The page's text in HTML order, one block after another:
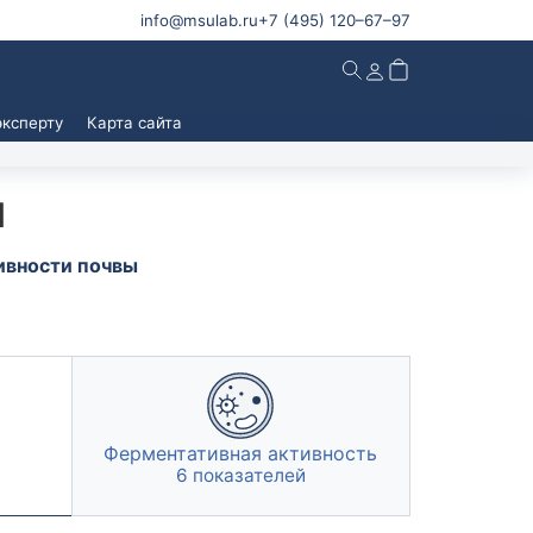
info@msulab.ru+7 (495) 120–67–97
Карта сайта
по
Контакты
База знаний
Условия работы и сотрудничества
Подтверждающие документы
Доставка
почвы
Ферментативная активность
6 показателей